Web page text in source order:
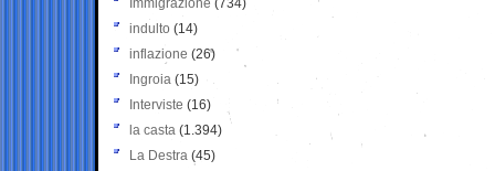
Immigrazione (734)
indulto (14)
inflazione (26)
Ingroia (15)
Interviste (16)
la casta (1.394)
La Destra (45)